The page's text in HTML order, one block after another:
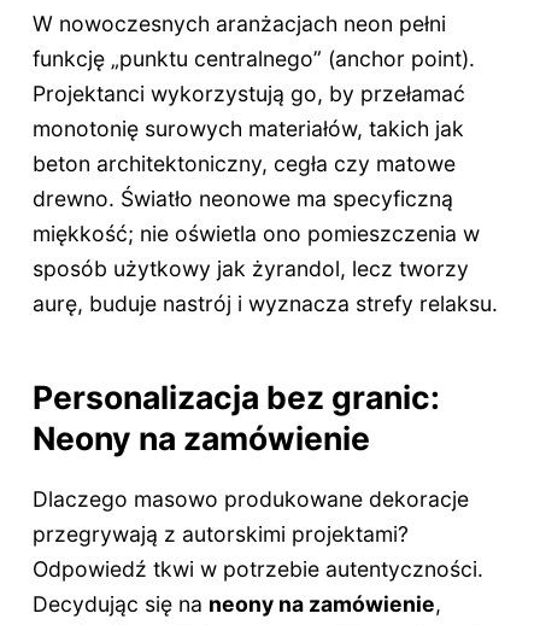
W nowoczesnych aranżacjach neon pełni
funkcję „punktu centralnego” (anchor point).
Projektanci wykorzystują go, by przełamać
monotonię surowych materiałów, takich jak
beton architektoniczny, cegła czy matowe
drewno. Światło neonowe ma specyficzną
miękkość; nie oświetla ono pomieszczenia w
sposób użytkowy jak żyrandol, lecz tworzy
aurę, buduje nastrój i wyznacza strefy relaksu.
Personalizacja bez granic:
Neony na zamówienie
Dlaczego masowo produkowane dekoracje
przegrywają z autorskimi projektami?
Odpowiedź tkwi w potrzebie autentyczności.
Decydując się na neony na zamówienie,